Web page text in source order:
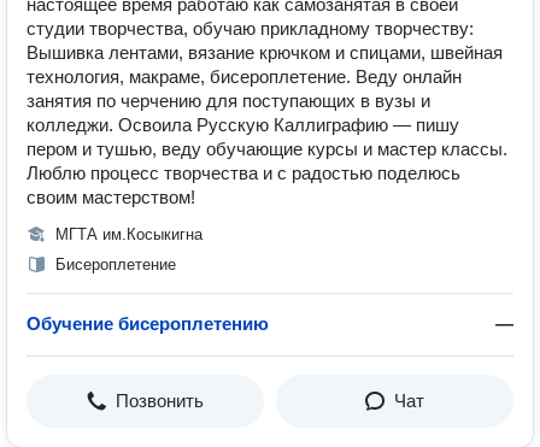
настоящее время работаю как самозанятая в своей
студии творчества, обучаю прикладному творчеству:
Вышивка лентами, вязание крючком и спицами, швейная
технология, макраме, бисероплетение. Веду онлайн
занятия по черчению для поступающих в вузы и
колледжи. Освоила Русскую Каллиграфию — пишу
пером и тушью, веду обучающие курсы и мастер классы.
Люблю процесс творчества и с радостью поделюсь
своим мастерством!
МГТА им.Косыкигна
Бисероплетение
Обучение бисероплетению —
Позвонить Чат